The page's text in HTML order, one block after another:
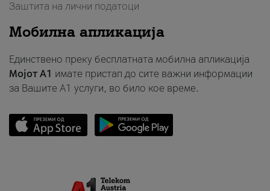
Заштита на лични податоци
Мобилна апликација
Единствено преку бесплатната мобилна апликација
Мојот A1 имате пристап до сите важни информации
за Вашите A1 услуги, во било кое време.